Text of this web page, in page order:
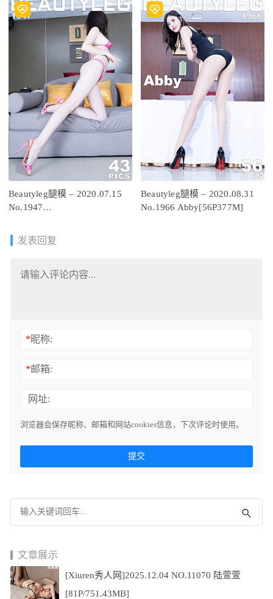
Beautyleg腿模 – 2020.07.15
No.1947
Beautyleg腿模 – 2020.08.31
No.1966 Abby[56P377M]
发表回复
*昵称:
*邮箱:
网址:
浏览器会保存昵称、邮箱和网站cookies信息，下次评论时使用。
文章展示
[Xiuren秀人网]2025.12.04 NO.11070 陆萱萱
[81P/751.43MB]